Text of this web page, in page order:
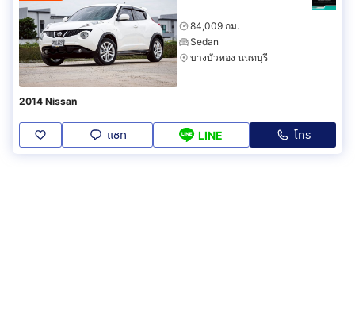
84,009 กม.
Sedan
บางบัวทอง นนทบุรี
2014 Nissan
แชท LINE โทร